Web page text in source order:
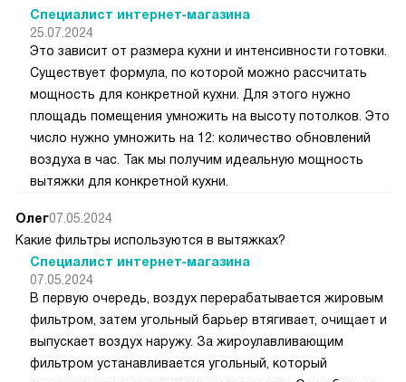
Специалист интернет-магазина
25.07.2024
Это зависит от размера кухни и интенсивности готовки.
Существует формула, по которой можно рассчитать
мощность для конкретной кухни. Для этого нужно
площадь помещения умножить на высоту потолков. Это
число нужно умножить на 12: количество обновлений
воздуха в час. Так мы получим идеальную мощность
вытяжки для конкретной кухни.
Олег07.05.2024
Какие фильтры используются в вытяжках?
Специалист интернет-магазина
07.05.2024
В первую очередь, воздух перерабатывается жировым
фильтром, затем угольный барьер втягивает, очищает и
выпускает воздух наружу. За жироулавливающим
фильтром устанавливается угольный, который